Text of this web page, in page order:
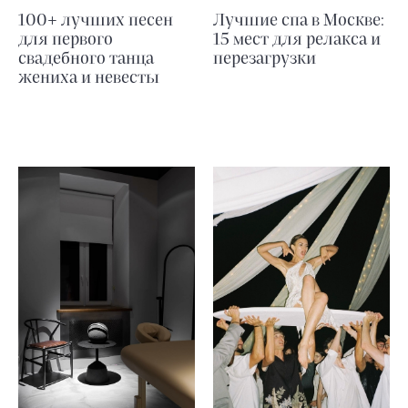
100+ лучших песен
для первого
свадебного танца
жениха и невесты
Лучшие спа в Москве:
15 мест для релакса и
перезагрузки